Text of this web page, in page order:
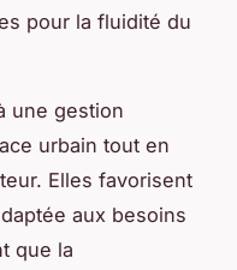
pour la fluidité du
une gestion
urbain tout en
Elles favorisent
aux besoins
que la